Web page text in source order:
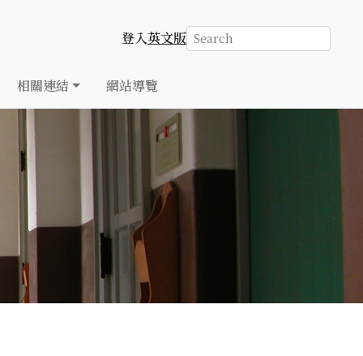
登入英文版
相關連結
網站導覽